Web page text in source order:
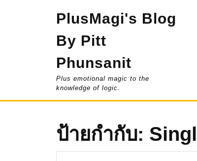
PlusMagi's Blog
By Pitt
Phunsanit
Plus emotional magic to the
knowledge of logic.
ป้ายกำกับ: